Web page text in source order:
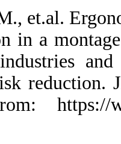
20. Nourani
work situation
gas turbine
training on
Available